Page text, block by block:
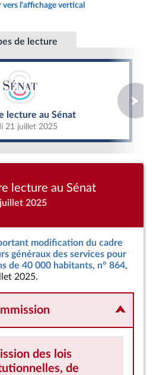
vers l'affichage vertical
de lecture
lecture au Sénat
21 juillet 2025
lecture au Sénat
lecture au Sénat
2025
modification du cadre
généraux des services pour
de 40 000 habitants, n° 864,
2025.
des lois
de